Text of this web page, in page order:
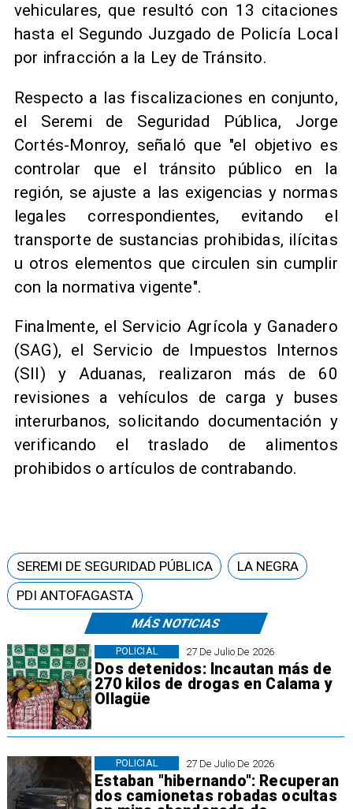
vehiculares, que resultó con 13 citaciones
hasta el Segundo Juzgado de Policía Local
por infracción a la Ley de Tránsito.
Respecto a las fiscalizaciones en conjunto,
el Seremi de Seguridad Pública, Jorge
Cortés-Monroy, señaló que "el objetivo es
controlar que el tránsito público en la
región, se ajuste a las exigencias y normas
legales correspondientes, evitando el
transporte de sustancias prohibidas, ilícitas
u otros elementos que circulen sin cumplir
con la normativa vigente".
Finalmente, el Servicio Agrícola y Ganadero
(SAG), el Servicio de Impuestos Internos
(SII) y Aduanas, realizaron más de 60
revisiones a vehículos de carga y buses
interurbanos, solicitando documentación y
verificando el traslado de alimentos
prohibidos o artículos de contrabando.
MÁS NOTICIAS
27 De Julio De 2026
Dos detenidos: Incautan más de
270 kilos de drogas en Calama y
Ollagüe
POLICIAL
27 De Julio De 2026
Estaban "hibernando": Recuperan
dos camionetas robadas ocultas
POLICIAL
SEREMI DE SEGURIDAD PÚBLICA
LA NEGRA
PDI ANTOFAGASTA